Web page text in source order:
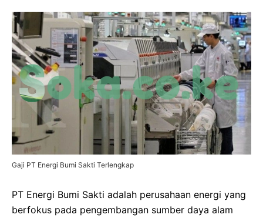
Gaji PT Energi Bumi Sakti Terlengkap
PT Energi Bumi Sakti adalah perusahaan energi yang
berfokus pada pengembangan sumber daya alam